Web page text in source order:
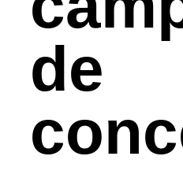
de